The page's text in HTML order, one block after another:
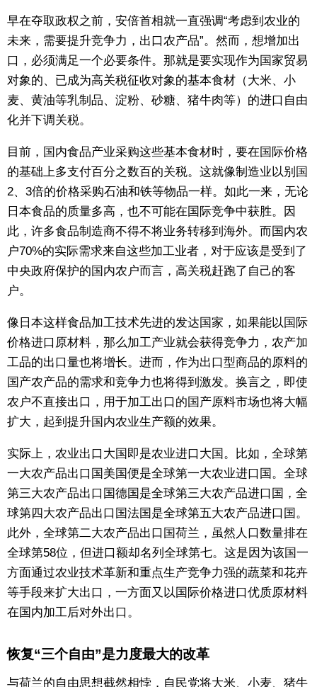
早在夺取政权之前，安倍首相就一直强调“考虑到农业的
未来，需要提升竞争力，出口农产品”。然而，想增加出
口，必须满足一个必要条件。那就是要实现作为国家贸易
对象的、已成为高关税征收对象的基本食材（大米、小
麦、黄油等乳制品、淀粉、砂糖、猪牛肉等）的进口自由
化并下调关税。
目前，国内食品产业采购这些基本食材时，要在国际价格
的基础上多支付百分之数百的关税。这就像制造业以别国
2、3倍的价格采购石油和铁等物品一样。如此一来，无论
日本食品的质量多高，也不可能在国际竞争中获胜。因
此，许多食品制造商不得不将业务转移到海外。而国内农
户70%的实际需求来自这些加工业者，对于应该是受到了
中央政府保护的国内农户而言，高关税赶跑了自己的客
户。
像日本这样食品加工技术先进的发达国家，如果能以国际
价格进口原材料，那么加工产业就会获得竞争力，农产加
工品的出口量也将增长。进而，作为出口型商品的原料的
国产农产品的需求和竞争力也将得到激发。换言之，即使
农户不直接出口，用于加工出口的国产原料市场也将大幅
扩大，起到提升国内农业生产额的效果。
实际上，农业出口大国即是农业进口大国。比如，全球第
一大农产品出口国美国便是全球第一大农业进口国。全球
第三大农产品出口国德国是全球第三大农产品进口国，全
球第四大农产品出口国法国是全球第五大农产品进口国。
此外，全球第二大农产品出口国荷兰，虽然人口数量排在
全球第58位，但进口额却名列全球第七。这是因为该国一
方面通过农业技术革新和重点生产竞争力强的蔬菜和花卉
等手段来扩大出口，一方面又以国际价格进口优质原材料
在国内加工后对外出口。
恢复“三个自由”是力度最大的改革
与荷兰的自由思想截然相悖，自民党将大米、小麦、猪牛